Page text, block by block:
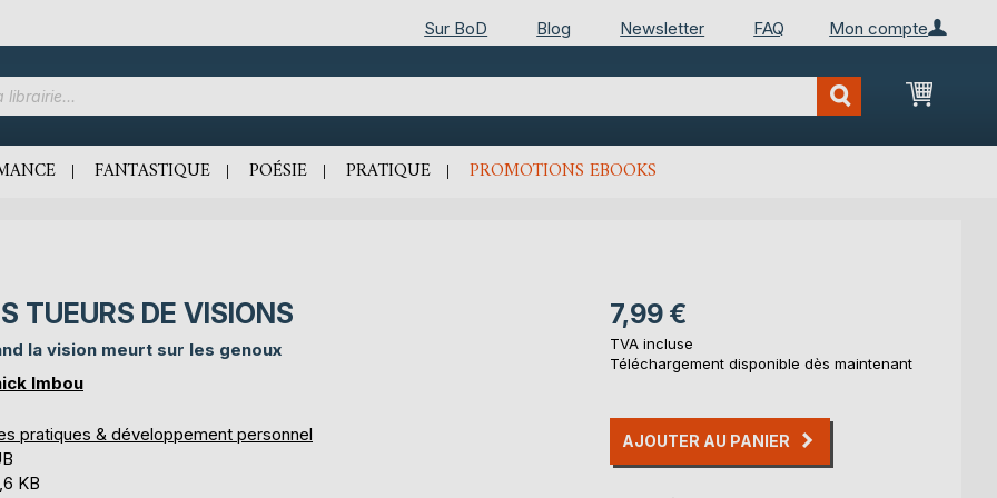
Mon compte
Sur BoD Blog Newsletter FAQ
Mon
FANTASTIQUE POÉSIE PRATIQUE PROMOTIONS EBOOKS
TUEURS DE VISIONS
la vision meurt sur les genoux
Imbou
pratiques & développement personnel
KB
7,99 €
TVA incluse
Téléchargement disponible dès maintenant
AJOUTER AU PANIER